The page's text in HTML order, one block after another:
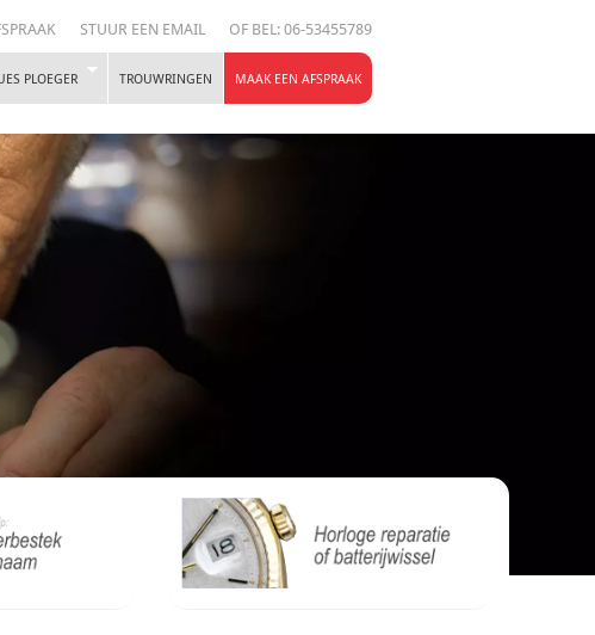
OF BEL: 06-53455789
STUUR EEN EMAIL
PLOEGER TROUWRINGEN MAAK EEN AFSPRAAK